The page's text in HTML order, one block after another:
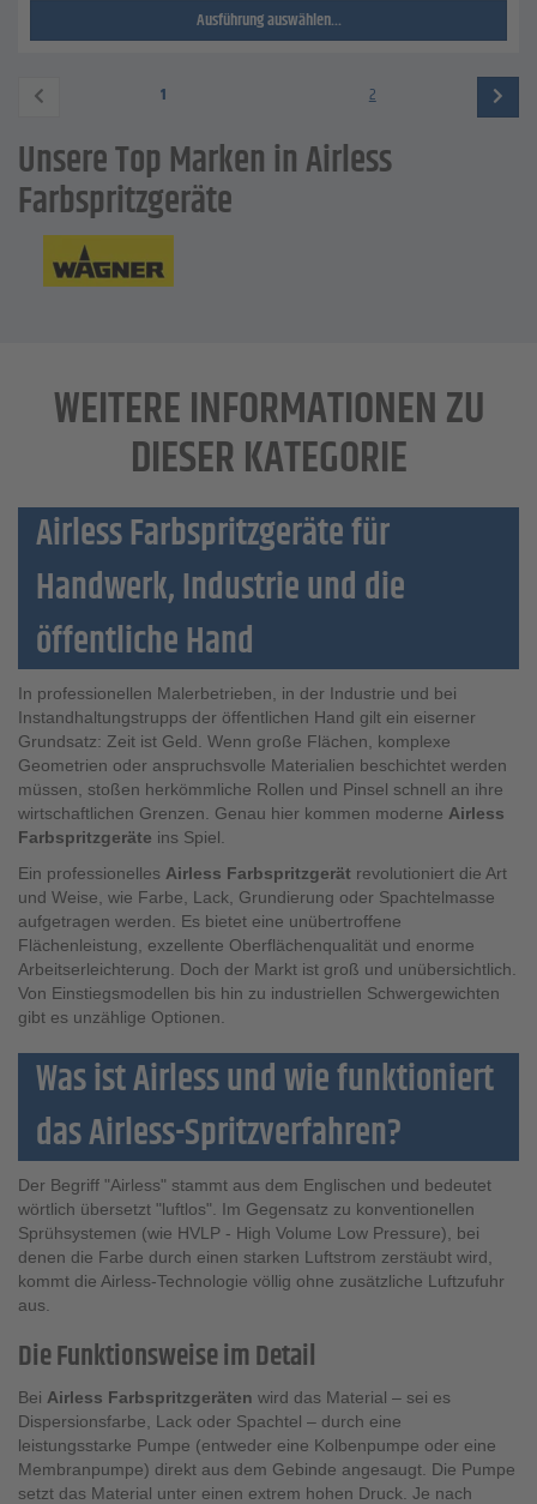
Ausführung auswählen...
1 2
Unsere Top Marken in Airless
Farbspritzgeräte
WEITERE INFORMATIONEN ZU
DIESER KATEGORIE
Airless Farbspritzgeräte für
Handwerk, Industrie und die
öffentliche Hand
In professionellen Malerbetrieben, in der Industrie und bei
Instandhaltungstrupps der öffentlichen Hand gilt ein eiserner
Grundsatz: Zeit ist Geld. Wenn große Flächen, komplexe
Geometrien oder anspruchsvolle Materialien beschichtet werden
müssen, stoßen herkömmliche Rollen und Pinsel schnell an ihre
wirtschaftlichen Grenzen. Genau hier kommen moderne Airless
Farbspritzgeräte ins Spiel.
Ein professionelles Airless Farbspritzgerät revolutioniert die Art
und Weise, wie Farbe, Lack, Grundierung oder Spachtelmasse
aufgetragen werden. Es bietet eine unübertroffene
Flächenleistung, exzellente Oberflächenqualität und enorme
Arbeitserleichterung. Doch der Markt ist groß und unübersichtlich.
Von Einstiegsmodellen bis hin zu industriellen Schwergewichten
gibt es unzählige Optionen.
Was ist Airless und wie funktioniert
das Airless-Spritzverfahren?
Der Begriff "Airless" stammt aus dem Englischen und bedeutet
wörtlich übersetzt "luftlos". Im Gegensatz zu konventionellen
Sprühsystemen (wie HVLP - High Volume Low Pressure), bei
denen die Farbe durch einen starken Luftstrom zerstäubt wird,
kommt die Airless-Technologie völlig ohne zusätzliche Luftzufuhr
aus.
Die Funktionsweise im Detail
Bei Airless Farbspritzgeräten wird das Material – sei es
Dispersionsfarbe, Lack oder Spachtel – durch eine
leistungsstarke Pumpe (entweder eine Kolbenpumpe oder eine
Membranpumpe) direkt aus dem Gebinde angesaugt. Die Pumpe
setzt das Material unter einen extrem hohen Druck. Je nach